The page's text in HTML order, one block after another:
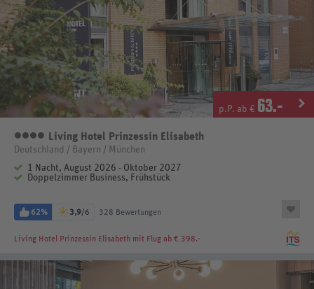
p.P. ab € 63.-
4 Sterne
Living Hotel Prinzessin Elisabeth
Deutschland / Bayern / München
1 Nacht, August 2026 - Oktober 2027
Doppelzimmer Business, Frühstück
62% 3,9/6 328 Bewertungen
Living Hotel Prinzessin Elisabeth mit Flug ab € 398.-